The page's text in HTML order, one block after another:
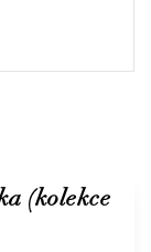
(kolekce